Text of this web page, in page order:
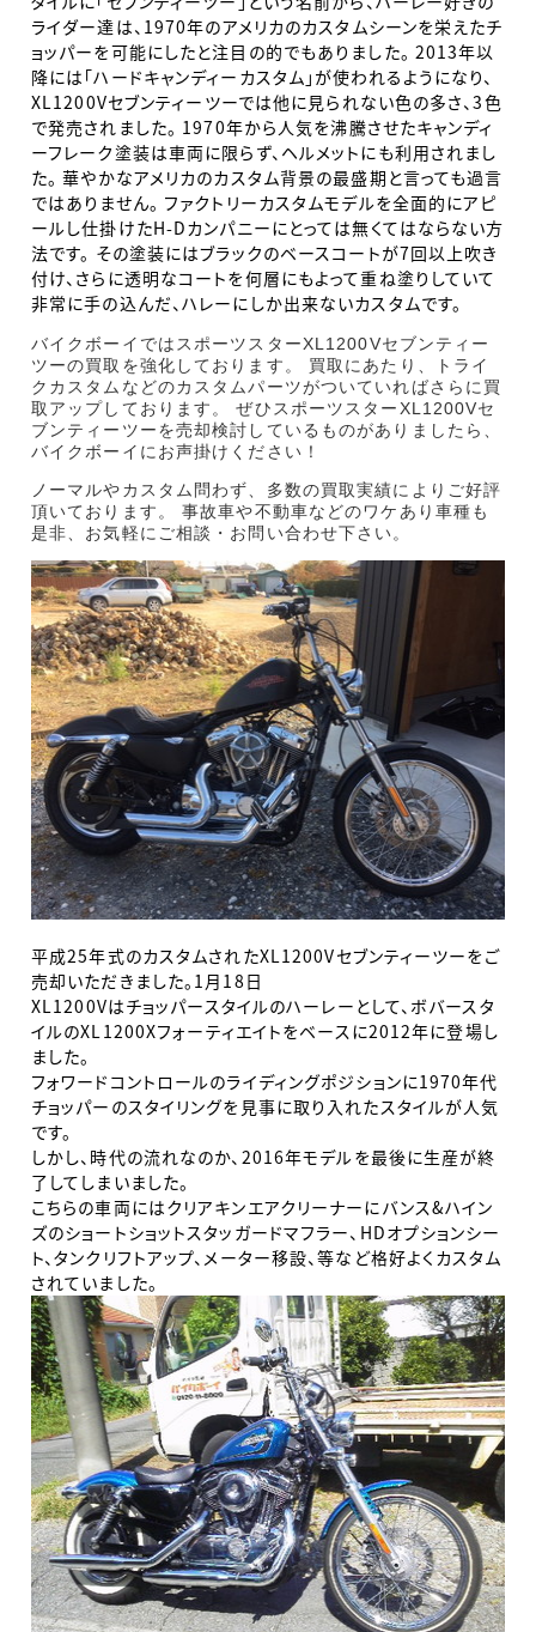
ライダー達は、1970年のアメリカのカスタムシーンを栄えたチ
ョッパーを可能にしたと注目の的でもありました。 2013年以
降には「ハードキャンディーカスタム」が使われるようになり、
XL1200Vセブンティーツーでは他に見られない色の多さ、3色
で発売されました。 1970年から人気を沸騰させたキャンディ
ーフレーク塗装は車両に限らず、ヘルメットにも利用されまし
た。 華やかなアメリカのカスタム背景の最盛期と言っても過言
ではありません。 ファクトリーカスタムモデルを全面的にアピ
ールし仕掛けたH-Dカンパニーにとっては無くてはならない方
法です。 その塗装にはブラックのベースコートが7回以上吹き
付け、さらに透明なコートを何層にもよって重ね塗りしていて
非常に手の込んだ、ハレーにしか出来ないカスタムです。
バイクボーイではスポーツスターXL1200Vセブンティー
ツーの買取を強化しております。 買取にあたり、トライ
クカスタムなどのカスタムパーツがついていればさらに買
取アップしております。 ぜひスポーツスターXL1200Vセ
ブンティーツーを売却検討しているものがありましたら、
バイクボーイにお声掛けください！
ノーマルやカスタム問わず、多数の買取実績によりご好評
頂いております。 事故車や不動車などのワケあり車種も
是非、お気軽にご相談・お問い合わせ下さい。
平成25年式のカスタムされたXL1200Vセブンティーツーをご
売却いただきました。1月18日
XL1200Vはチョッパースタイルのハーレーとして、ボバースタ
イルのXL1200Xフォーティエイトをベースに2012年に登場し
ました。
フォワードコントロールのライディングポジションに1970年代
チョッパーのスタイリングを見事に取り入れたスタイルが人気
です。
しかし、時代の流れなのか、2016年モデルを最後に生産が終
了してしまいました。
こちらの車両にはクリアキンエアクリーナーにバンス&ハイン
ズのショートショットスタッガードマフラー、HDオプションシー
ト、タンクリフトアップ、メーター移設、等など格好よくカスタム
されていました。